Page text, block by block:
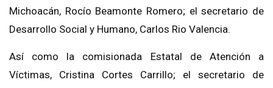
Michoacán, Rocío Beamonte Romero; el secretario de
Desarrollo Social y Humano, Carlos Rio Valencia.
Así como la comisionada Estatal de Atención a
Víctimas, Cristina Cortes Carrillo; el secretario de